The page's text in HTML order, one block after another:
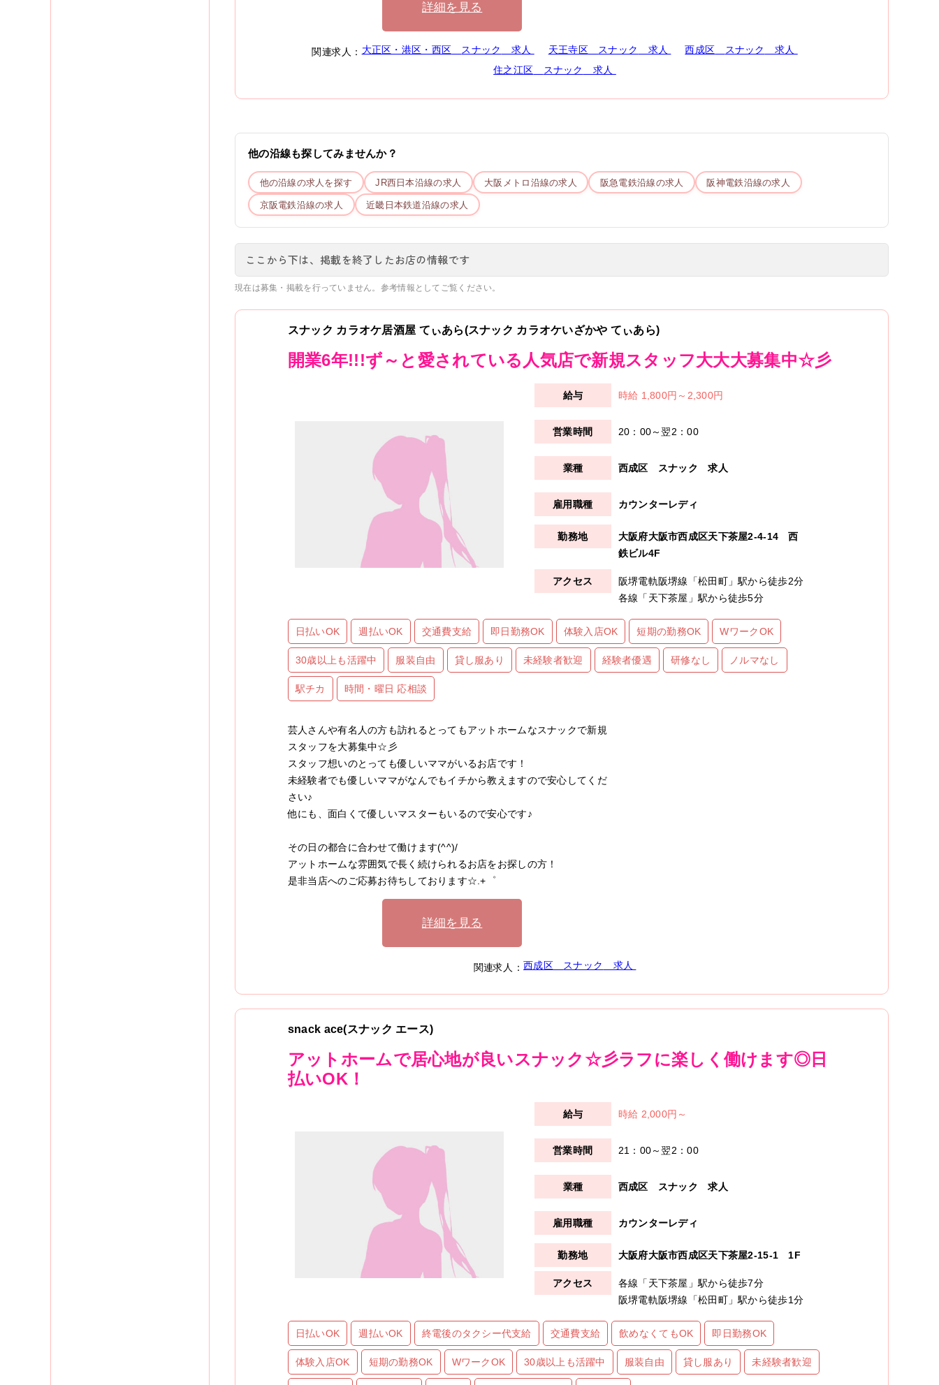
詳細を見る
関連求人：大正区・港区・西区 スナック 求人 天王寺区 スナック 求人 西成区 スナック
求人
住之江区
スナック 求人
他の沿線も探してみませんか？
他の沿線の求人を探す JR西日本沿線の求人 大阪メトロ 沿線の求人 阪急電鉄沿線の求人 阪神電鉄沿線の求人
京阪電鉄沿線の求人 近畿日本鉄道沿線の求人
ここから下は、掲載を終了したお店の情報です
現在は募集・掲載を行っていません。参考情報としてご覧ください。
スナック カラオケ居酒屋 てぃあら(スナック カラオケいざかや てぃあら)
開業6年!!!ず～と愛されている人気店で新規スタッフ大大大募集中☆彡
時給 1,800円～2,300円
20：00～翌2：00
西成区 スナック 求人
カウンターレディ
大阪府大阪市西成区天下茶屋2-4-14 西
鉄ビル4F
阪堺電軌阪堺線「松田町」駅から徒歩2分
各線「天下茶屋」駅から徒歩5分
日払いOK 週払いOK 交通費支給 即日勤務OK 体験入店OK 短期の勤務OK WワークOK
30歳以上も活躍中 服装自由 貸し服あり 未経験者歓迎 経験者優遇 研修なし ノルマなし
駅チカ 時間・曜日 応相談
芸人さんや有名人の方も訪れるとってもアットホームなスナックで新規
スタッフを大募集中☆彡
スタッフ想いのとっても優しいママがいるお店です！
未経験者でも優しいママがなんでもイチから教えますので安心してくだ
さい♪
他にも、面白くて優しいマスターもいるので安心です♪
その日の都合に合わせて働けます(^^)/
アットホームな雰囲気で長く続けられるお店をお探しの方！
是非当店へのご応募お待ちしております☆.+゜
詳細を見る
関連求人：西成区 スナック 求人
snack ace(スナック エース)
アットホームで居心地が良いスナック☆彡ラフに楽しく働けます◎日
払いOK！
時給 2,000円～
21：00～翌2：00
西成区 スナック 求人
カウンターレディ
大阪府大阪市西成区天下茶屋2-15-1 1F
各線「天下茶屋」駅から徒歩7分
阪堺電軌阪堺線「松田町」駅から徒歩1分
日払いOK 週払いOK 終電後のタクシー代支給 交通費支給 飲めなくてもOK 即日勤務OK
体験入店OK 短期の勤務OK WワークOK 30歳以上も活躍中 服装自由 貸し服あり 未経験者歓迎